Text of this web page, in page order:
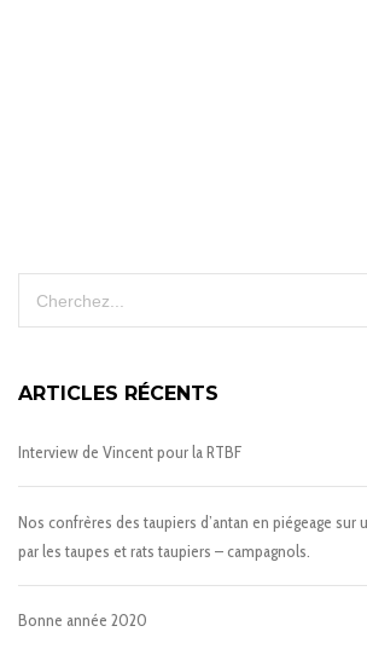
ARTICLES RÉCENTS
Interview de Vincent pour la RTBF
Nos confrères des taupiers d’antan en piégeage
par les taupes et rats taupiers – campagnols.
Bonne année 2020